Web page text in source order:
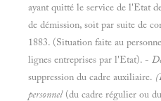
ayant quitté le service de l'Etat
de démission, soit par suite de
1883. (Situation faite au
lignes entreprises par l'Etat). -
suppression du cadre auxiliaire.
personnel(du cadre régulier ou